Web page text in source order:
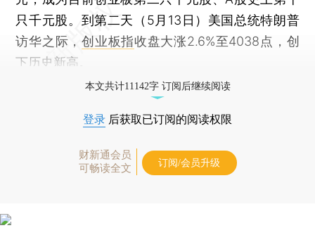
只千元股。到第二天（5月13日）美国总统特朗普
访华之际，创业板指收盘大涨2.6%至4038点，创
下历史新高。
本文共计11142字 订阅后继续阅读
登录 后获取已订阅的阅读权限
财新通会员
可畅读全文
订阅/会员升级